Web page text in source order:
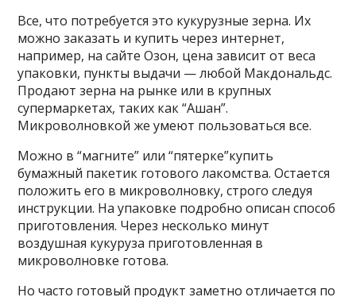
Все, что потребуется это кукурузные зерна. Их
можно заказать и купить через интернет,
например, на сайте Озон, цена зависит от веса
упаковки, пункты выдачи — любой Макдональдс.
Продают зерна на рынке или в крупных
супермаркетах, таких как “Ашан”.
Микроволновкой же умеют пользоваться все.
Можно в “магните” или “пятерке”купить
бумажный пакетик готового лакомства. Остается
положить его в микроволновку, строго следуя
инструкции. На упаковке подробно описан способ
приготовления. Через несколько минут
воздушная кукуруза приготовленная в
микроволновке готова.
Но часто готовый продукт заметно отличается по